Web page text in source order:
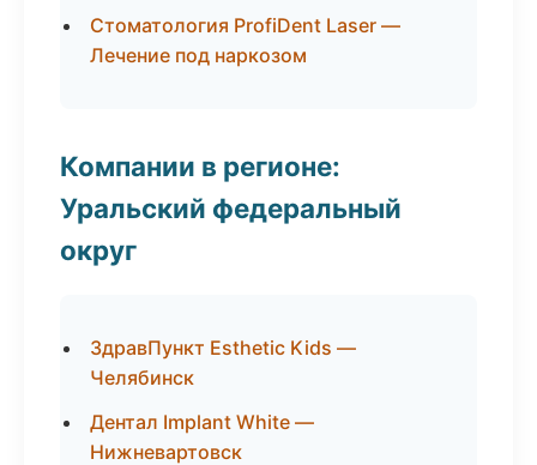
Стоматология ProfiDent Laser —
Лечение под наркозом
Компании в регионе:
Уральский федеральный
округ
ЗдравПункт Esthetic Kids —
Челябинск
Дентал Implant White —
Нижневартовск